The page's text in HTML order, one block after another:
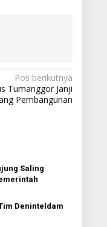
Pos berikutnya
Tumanggor Janji
Pembangunan
Saling
Deninteldam